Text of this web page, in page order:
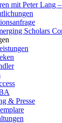
mit Peter Lang
Scholars
& Presse